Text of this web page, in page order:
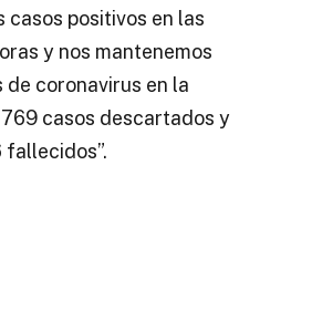
casos positivos en las
y nos mantenemos
de coronavirus en la
casos descartados y